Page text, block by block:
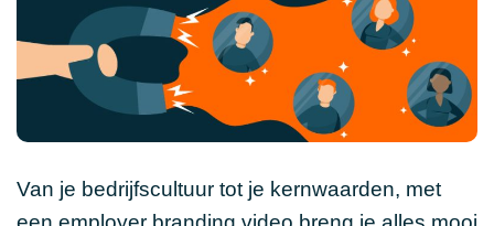
Van je bedrijfscultuur tot je kernwaarden, met